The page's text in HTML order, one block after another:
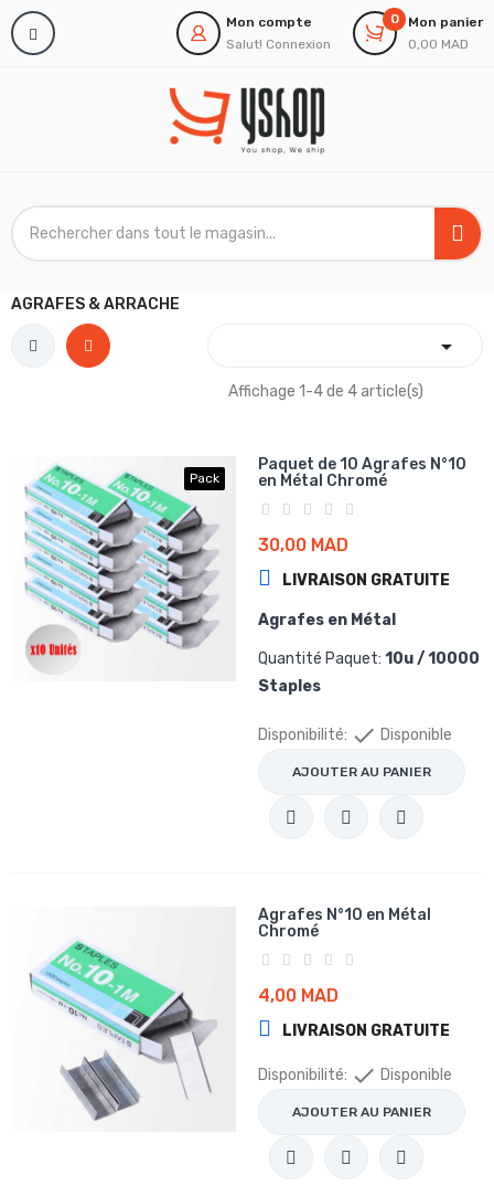
0
Mon panier
0,00 MAD
Mon compte
Salut! Connexion
AGRAFES & ARRACHE

Affichage 1-4 de 4 article(s)
Pack
Paquet de 10 Agrafes N°10
en Métal Chromé
30,00 MAD
LIVRAISON GRATUITE
Agrafes en Métal
Quantité Paquet: 10u / 10000
Staples
Disponibilité:  Disponible
AJOUTER AU PANIER
Agrafes N°10 en Métal
Chromé
4,00 MAD
LIVRAISON GRATUITE
Disponibilité:  Disponible
AJOUTER AU PANIER